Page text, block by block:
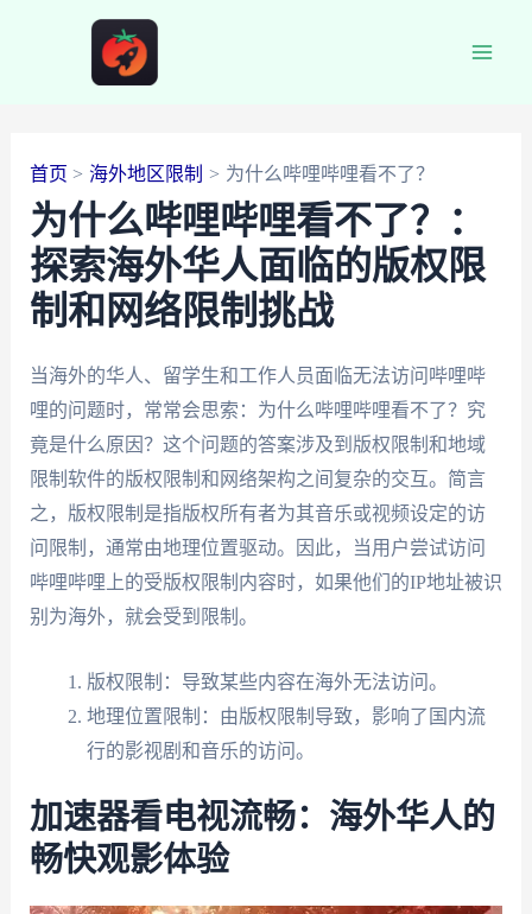
首页 海外地区限制 为什么哔哩哔哩看不了？
为什么哔哩哔哩看不了？：
探索海外华人面临的版权限
制和网络限制挑战
当海外的华人、留学生和工作人员面临无法访问哔哩哔
哩的问题时，常常会思索：为什么哔哩哔哩看不了？究
竟是什么原因？这个问题的答案涉及到版权限制和地域
限制软件的版权限制和网络架构之间复杂的交互。简言
之，版权限制是指版权所有者为其音乐或视频设定的访
问限制，通常由地理位置驱动。因此，当用户尝试访问
哔哩哔哩上的受版权限制内容时，如果他们的IP地址被识
别为海外，就会受到限制。
版权限制：导致某些内容在海外无法访问。
地理位置限制：由版权限制导致，影响了国内流
行的影视剧和音乐的访问。
加速器看电视流畅：海外华人的
畅快观影体验